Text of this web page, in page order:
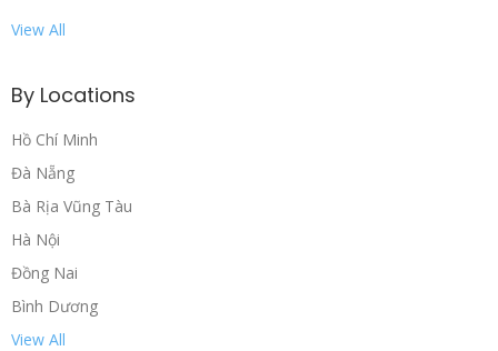
View All
By Locations
Hồ Chí Minh
Đà Nẵng
Bà Rịa Vũng Tàu
Hà Nội
Đồng Nai
Bình Dương
View All